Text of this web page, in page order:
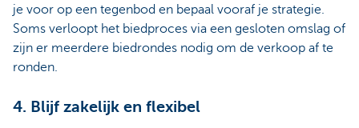
je voor op een tegenbod en bepaal vooraf je strategie.
Soms verloopt het biedproces via een gesloten omslag of
zijn er meerdere biedrondes nodig om de verkoop af te
ronden.
4. Blijf zakelijk en flexibel